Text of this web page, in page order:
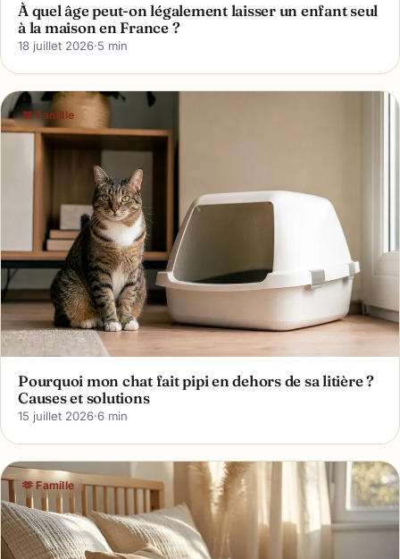
À quel âge peut-on légalement laisser un enfant seul
à la maison en France ?
18 juillet 2026·5 min
🫶 Famille
Pourquoi mon chat fait pipi en dehors de sa litière ?
Causes et solutions
15 juillet 2026·6 min
🫶 Famille